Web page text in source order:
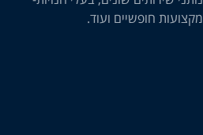
חופשיים ועוד.